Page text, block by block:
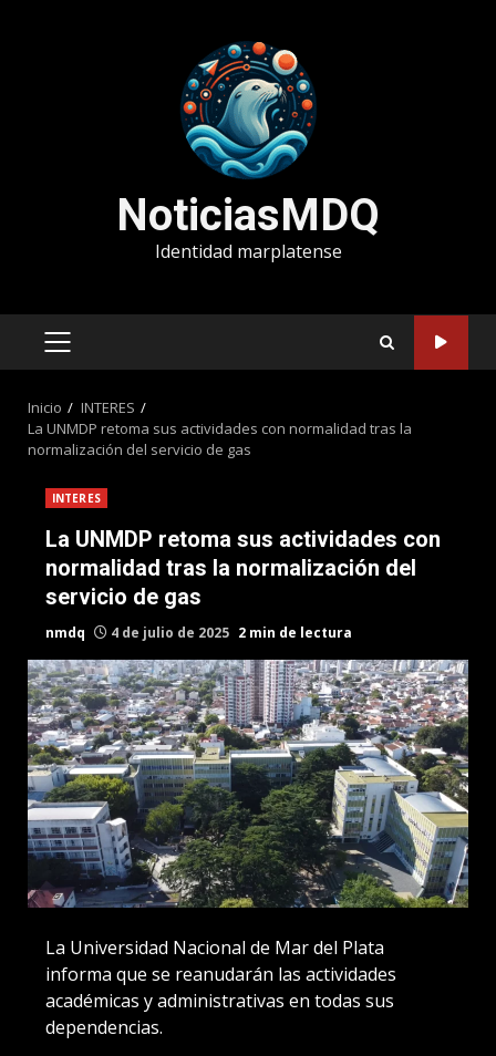
NoticiasMDQ
Identidad marplatense
MENÚ
Inicio
INTERES
La UNMDP retoma sus actividades con normalidad tras la
normalización del servicio de gas
INTERES
La UNMDP retoma sus actividades con
normalidad tras la normalización del
servicio de gas
nmdq 4 de julio de 2025 2 min de lectura
La Universidad Nacional de Mar del Plata
informa que se reanudarán las actividades
académicas y administrativas en todas sus
dependencias.